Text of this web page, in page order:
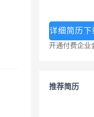
详细简历
开通付费企业
推荐简历